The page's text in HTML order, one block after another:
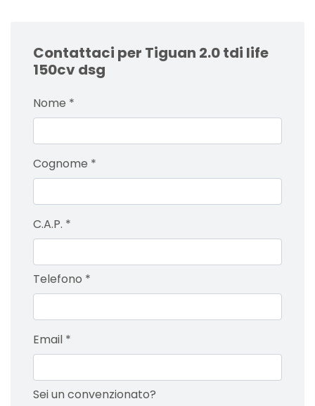
Contattaci per Tiguan 2.0 tdi life
150cv dsg
Nome *
Cognome *
C.A.P. *
Telefono *
Email *
Sei un convenzionato?